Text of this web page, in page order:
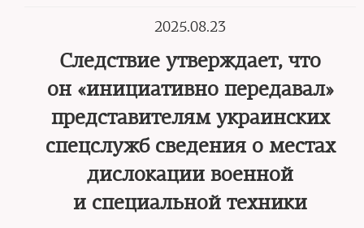
2025.08.23
Следствие утверждает, что
он «инициативно передавал»
представителям украинских
спецслужб сведения о местах
дислокации военной
и специальной техники